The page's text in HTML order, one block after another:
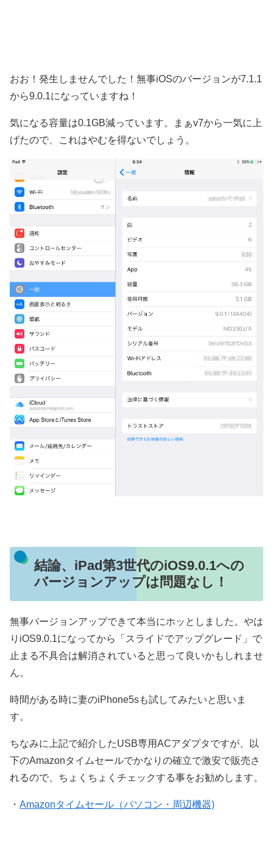
おお！発生しませんでした！無事iOSのバージョンが7.1.1
から9.0.1になっていますね！
気になる容量は0.1GB減っています。まぁv7から一気に上
げたので、これはやむを得ないでしょう。
結論、iPad第3世代のiOS9.0.1への
バージョンアップは問題なし！
無事バージョンアップできて本当にホッとしました。やは
りiOS9.0.1になってから「スライドでアップグレード」で
止まる不具合は解消されていると思って良いかもしれませ
ん。
時間がある時に妻のiPhone5sも試してみたいと思いま
す。
ちなみに上記で紹介したUSB専用ACアダプタですが、以
下のAmazonタイムセールでかなりの確立で激安で販売さ
れるので、ちょくちょくチェックする事をお勧めします。
・ Amazonタイムセール（パソコン・周辺機器)